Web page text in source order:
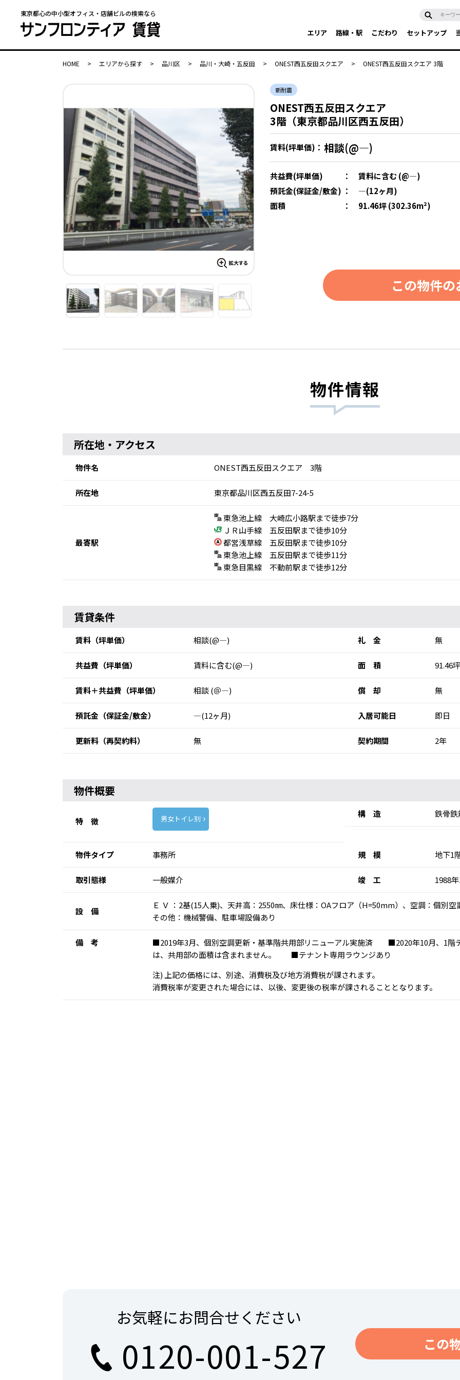
東京都心の中小型オフィス・店舗ビルの検索なら
エリア 路線・駅 こだわり セットアップ
HOME > エリアから探す > 品川区 > 品川・大崎・五反田 > ONEST西五反田スクエア > ONEST西五反田スクエア 3階
新耐震
ONEST西五反田スクエア
3階（東京都品川区西五反田）
賃料(坪単価)： 相談(@―)
共益費(坪単価) ：
賃料に含む (@―)
預託金(保証金/敷金) ：
―(12ヶ月)
面積
： 91.46坪 (302.36m²)
この物件
物件情報
所在地・アクセス
物件名 ONEST西五反田スクエア 3階
所在地 東京都品川区西五反田7-24-5
最寄駅
東急池上線 大崎広小路駅まで徒歩7分
ＪＲ山手線 五反田駅まで徒歩10分
都営浅草線 五反田駅まで徒歩10分
東急池上線 五反田駅まで徒歩11分
東急目黒線 不動前駅まで徒歩12分
賃貸条件
賃料 （坪単価） 相談(@―) 礼 金 無
共益費 （坪単価） 賃料に含む(@―) 面 積 91.46
賃料＋共益費 （坪単価） 相談 (＠―) 償 却 無
預託金 （保証金/敷金） ―(12ヶ月) 入居可能日 即日
更新料 （再契約料） 無 契約期間 2年
物件概要
特 徴 男女トイレ別 構 造 鉄骨
物件タイプ 事務所 規 模 地下1
取引態様 一般媒介 竣 工 1988
設 備
Ｅ Ｖ ：2基(15人乗)、天井高：2550㎜、床仕様：OAフロア（H=50mm）、空調：個
その他：機械警備、駐車場設備あり
備 考
■2019年3月、個別空調更新・基準階共用部リニューアル実施済 ■2020年10月、1
は、共用部の面積は含まれません。 ■テナント専用ラウンジあり
注) 上記の価格には、別途、消費税及び地方消費税が課されます。
消費税率が変更された場合には、以後、変更後の税率が課されることとなります。
お気軽にお問合せください
0120-001-527 この